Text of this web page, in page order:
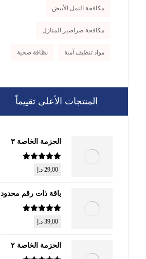
مكافحة النمل الأبيض
مكافحة صراصير المنازل
مواد تنظيف آمنة نظافة صحية
المنتجات الأعلى تقييماً
الحزمة الخاصة ٣
تم التقييم
من 5
29,00 د.إ
باقة ذات رقم محدود
تم التقييم
من 5
39,00 د.إ
الحزمة الخاصة ٢